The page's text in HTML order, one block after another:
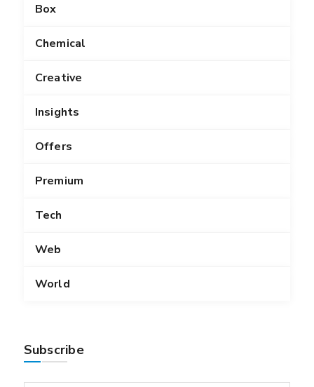
Box
Chemical
Creative
Insights
Offers
Premium
Tech
Web
World
Subscribe